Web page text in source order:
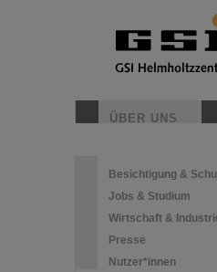
ÜBER UNS
Besichtigung &
Jobs & Studium
Wirtschaft &
Presse
Nutzer*innen